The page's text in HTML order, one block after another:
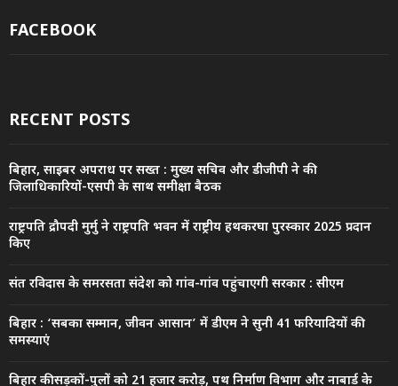
FACEBOOK
RECENT POSTS
बिहार, साइबर अपराध पर सख्त : मुख्य सचिव और डीजीपी ने की
जिलाधिकारियों-एसपी के साथ समीक्षा बैठक
राष्ट्रपति द्रौपदी मुर्मु ने राष्ट्रपति भवन में राष्ट्रीय हथकरघा पुरस्कार 2025 प्रदान
किए
संत रविदास के समरसता संदेश को गांव-गांव पहुंचाएगी सरकार : सीएम
बिहार : ‘सबका सम्मान, जीवन आसान’ में डीएम ने सुनी 41 फरियादियों की
समस्याएं
बिहार की सड़कों-पुलों को 21 हजार करोड़, पथ निर्माण विभाग और नाबार्ड के